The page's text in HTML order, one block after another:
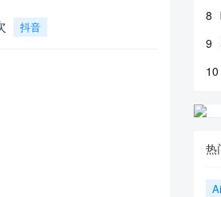
抖音
8
9
10
热